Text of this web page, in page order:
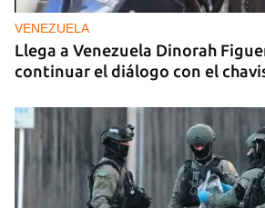
VENEZUELA
Llega a Venezuela Dinorah
continuar el diálogo con el